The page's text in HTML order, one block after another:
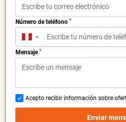
Número de teléfono *
▼
Mensaje *
Acepto recibir información sobre
Enviar